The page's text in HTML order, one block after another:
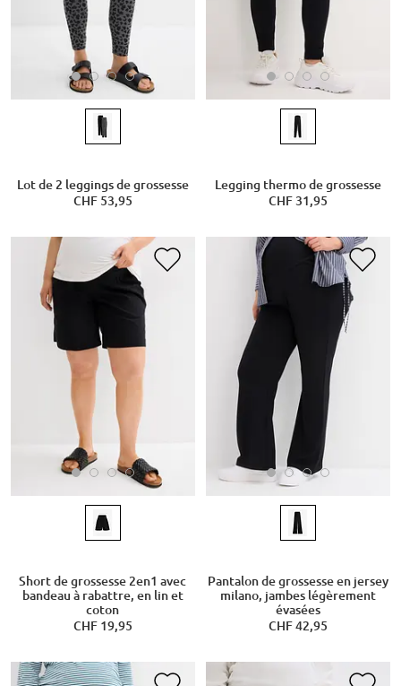
Lot de 2 leggings de grossesse
CHF 53,95
Legging thermo de grossesse
CHF 31,95
Short de grossesse 2en1 avec
bandeau à rabattre, en lin et
coton
CHF 19,95
Pantalon de grossesse en jersey
milano, jambes légèrement
évasées
CHF 42,95